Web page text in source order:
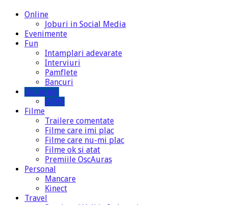
Online
Joburi in Social Media
Evenimente
Fun
Intamplari adevarate
Interviuri
Pamflete
Bancuri
De pe net
WOW
Filme
Trailere comentate
Filme care imi plac
Filme care nu-mi plac
Filme ok si atat
Premiile OscAuras
Personal
Mancare
Kinect
Travel